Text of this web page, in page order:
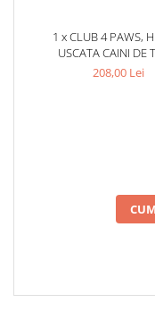
1 x CLUB 4 PAWS,
USCATA CAINI DE
MEDIE, CU RATA,
208,00 Lei